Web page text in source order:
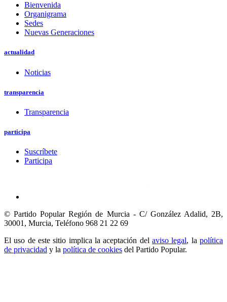
Bienvenida
Organigrama
Sedes
Nuevas Generaciones
actualidad
Noticias
transparencia
Transparencia
participa
Suscríbete
Participa
© Partido Popular Región de Murcia - C/ González Adalid, 2B,
30001, Murcia, Teléfono 968 21 22 69
El uso de este sitio implica la aceptación del aviso legal, lapolítica
de privacidad y la política de cookies del Partido Popular.